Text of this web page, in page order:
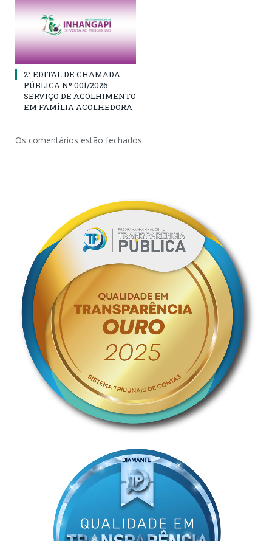
2° EDITAL DE CHAMADA
PÚBLICA Nº 001/2026
SERVIÇO DE ACOLHIMENTO
EM FAMÍLIA ACOLHEDORA
Os comentários estão fechados.